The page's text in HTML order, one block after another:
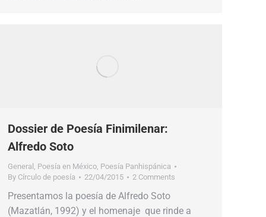
Dossier de Poesía Finimilenar:
Alfredo Soto
General Poesía en México Poesía Panhispánica
By Círculo de poesía 22/04/2015 2 Comments
Presentamos la poesía de Alfredo Soto
(Mazatlán, 1992) y el homenaje que rinde a